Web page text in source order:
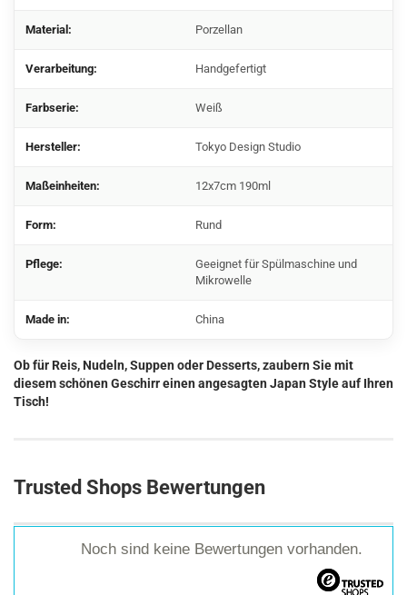
Material: Porzellan
Verarbeitung: Handgefertigt
Farbserie: Weiß
Hersteller: Tokyo Design Studio
Maßeinheiten: 12x7cm 190ml
Form: Rund
Pflege:
Geeignet für Spülmaschine und
Mikrowelle
Made in: China
Ob für Reis, Nudeln, Suppen oder Desserts, zaubern Sie mit
diesem schönen Geschirr einen angesagten Japan Style auf Ihren
Tisch!
Trusted Shops Bewertungen
Noch sind keine Bewertungen vorhanden.